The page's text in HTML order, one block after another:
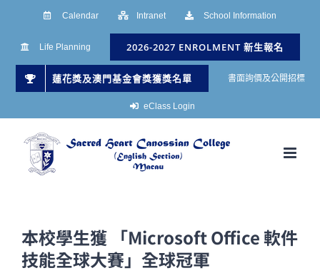
Calendar Intranet School Information
Life Planning 2026-2027 ENROLMENT 新生報名
蓮花獎及澳門基金會獎獲獎名單 書面詢價及公開招標
eClass Login
本校學生獲 「Microsoft Office 軟件
技能全球大賽」全球冠軍